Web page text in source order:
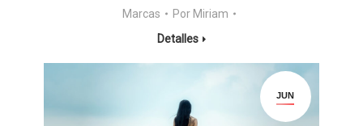
Marcas Por Miriam
Detalles
JUN